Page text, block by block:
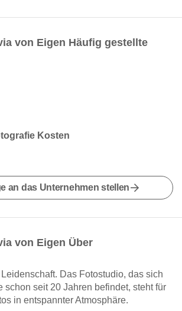
von Eigen Häufig gestellte
Kosten
an das Unternehmen stellen
von Eigen Über
Das Fotostudio, das sich
schon seit 20 Jahren befindet, steht für
in entspannter Atmosphäre.